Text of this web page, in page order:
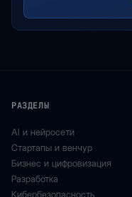
РАЗДЕЛЫ
AI и нейросети
Стартапы и венчур
Бизнес и цифровизация
Разработка
Кибербезопасность